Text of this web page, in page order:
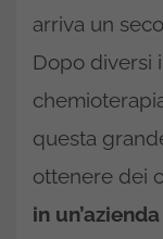
arriva un
Dopo diversi
questa
ottenere dei
in